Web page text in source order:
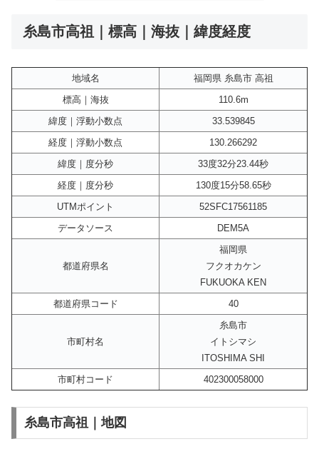
糸島市高祖｜標高｜海抜｜緯度経度
地域名
福岡県 糸島市 高祖
標高｜海抜
110.6m
緯度｜浮動小数点
33.539845
経度｜浮動小数点
130.266292
緯度｜度分秒
33度32分23.44秒
経度｜度分秒
130度15分58.65秒
UTMポイント
52SFC17561185
データソース
DEM5A
都道府県名
福岡県
フクオカケン
FUKUOKA KEN
都道府県コード
40
市町村名
糸島市
イトシマシ
ITOSHIMA SHI
市町村コード
402300058000
糸島市高祖｜地図